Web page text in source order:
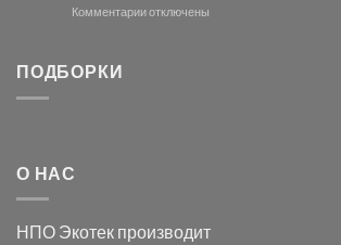
модификации
и
Комментариик
оксида
отключены
ПОДБОРКИ
О НАС
НПО Экотек производит